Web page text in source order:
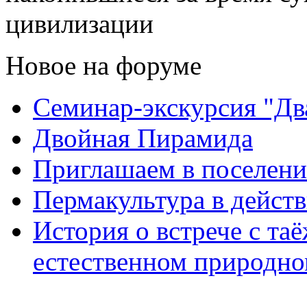
цивилизации
Новое на форуме
Семинар-экскурсия
Двойная Пирамида
Приглашаем в
Пермакультура в
История о встрече с
естественном